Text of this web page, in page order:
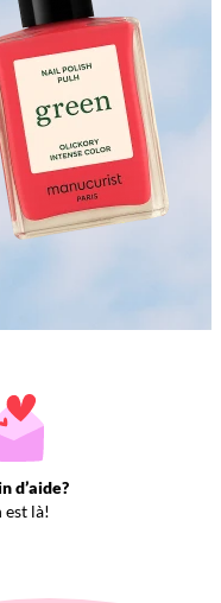
d’aide?
est là!